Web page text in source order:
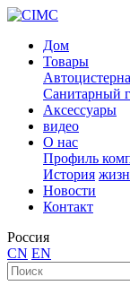
Дом
Товары
Автоцистерна
Санитарный
Аксессуары
видео
О нас
Профиль
История
Новости
Контакт
Россия
CN EN